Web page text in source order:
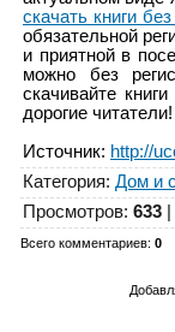
скачать книги
обязательной
и приятной в
можно без
скачивайте
дорогие читатели!
Источник: http://
Категория: Дом и
Просмотров: 633
Всего комментариев: 0